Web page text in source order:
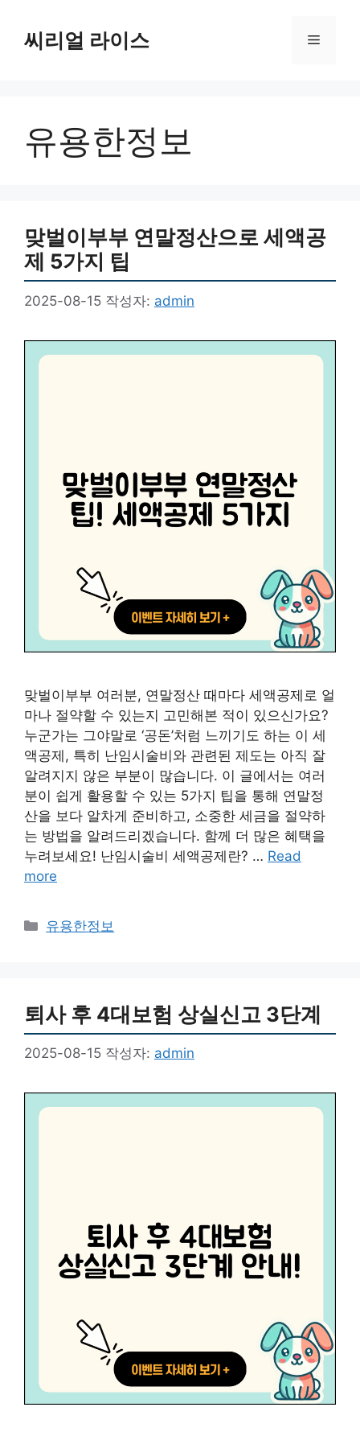
씨리얼 라이스 메
유용한정보
맞벌이부부 연말정산으로 세액공
제 5가지 팁
2025-08-15 작성자: admin
맞벌이부부 여러분, 연말정산 때마다 세액공제로 얼
마나 절약할 수 있는지 고민해본 적이 있으신가요?
누군가는 그야말로 ‘공돈’처럼 느끼기도 하는 이 세
액공제, 특히 난임시술비와 관련된 제도는 아직 잘
알려지지 않은 부분이 많습니다. 이 글에서는 여러
분이 쉽게 활용할 수 있는 5가지 팁을 통해 연말정
산을 보다 알차게 준비하고, 소중한 세금을 절약하
는 방법을 알려드리겠습니다. 함께 더 많은 혜택을
누려보세요! 난임시술비 세액공제란? … Read
more
카
유용한정보
퇴사 후 4대보험 상실신고 3단계
2025-08-15 작성자: admin